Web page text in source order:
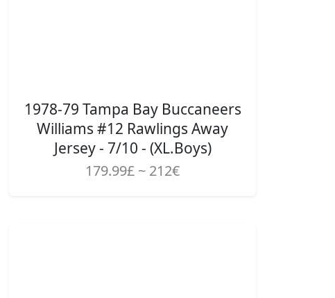
1978-79 Tampa Bay Buccaneers
Williams #12 Rawlings Away
Jersey - 7/10 - (XL.Boys)
179.99£ ~ 212€